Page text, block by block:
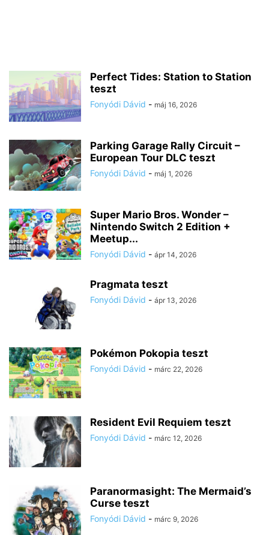
Perfect Tides: Station to Station
teszt
Fonyódi Dávid - máj 16, 2026
Parking Garage Rally Circuit –
European Tour DLC teszt
Fonyódi Dávid - máj 1, 2026
Super Mario Bros. Wonder –
Nintendo Switch 2 Edition +
Meetup...
Fonyódi Dávid - ápr 14, 2026
Pragmata teszt
Fonyódi Dávid - ápr 13, 2026
Pokémon Pokopia teszt
Fonyódi Dávid - márc 22, 2026
Resident Evil Requiem teszt
Fonyódi Dávid - márc 12, 2026
Paranormasight: The Mermaid’s
Curse teszt
Fonyódi Dávid - márc 9, 2026